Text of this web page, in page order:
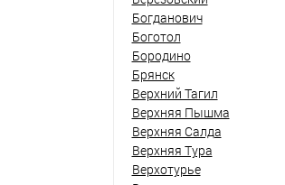
Богданович
Боготол
Бородино
Брянск
Верхний Тагил
Верхняя Пышма
Верхняя Салда
Верхняя Тура
Верхотурье